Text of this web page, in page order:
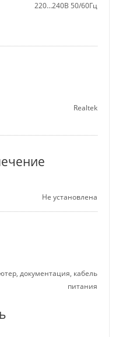
220…240В 50/60Гц
Realtek
Не установлена
документация, кабель
питания